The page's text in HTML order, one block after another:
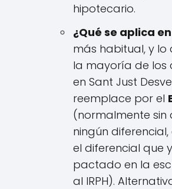
hipotecario.
¿Qué se aplica
más habitual, y lo
la mayoría de los
en Sant Just
reemplace por el
(normalmente sin
ningún
el diferencial que
pactado en la
al IRPH).